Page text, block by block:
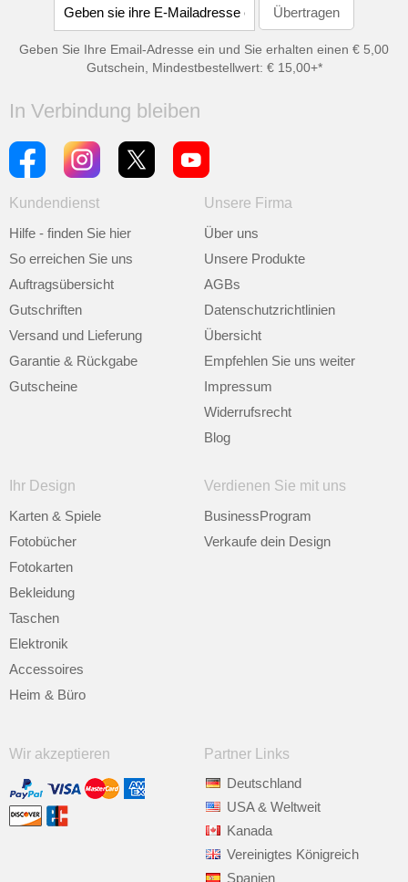
Geben Sie Ihre Email-Adresse ein und Sie erhalten einen € 5,00
Gutschein, Mindestbestellwert: € 15,00+*
In Verbindung bleiben
Kundendienst
Hilfe - finden Sie hier
So erreichen Sie uns
Auftragsübersicht
Gutschriften
Versand und Lieferung
Garantie & Rückgabe
Gutscheine
Unsere Firma
Über uns
Unsere Produkte
AGBs
Datenschutzrichtlinien
Übersicht
Empfehlen Sie uns weiter
Impressum
Widerrufsrecht
Blog
Ihr Design
Karten & Spiele
Fotobücher
Fotokarten
Bekleidung
Taschen
Elektronik
Accessoires
Heim & Büro
Verdienen Sie mit uns
BusinessProgram
Verkaufe dein Design
Wir akzeptieren
Partner Links
Deutschland
USA & Weltweit
Kanada
Vereinigtes Königreich
Spanien